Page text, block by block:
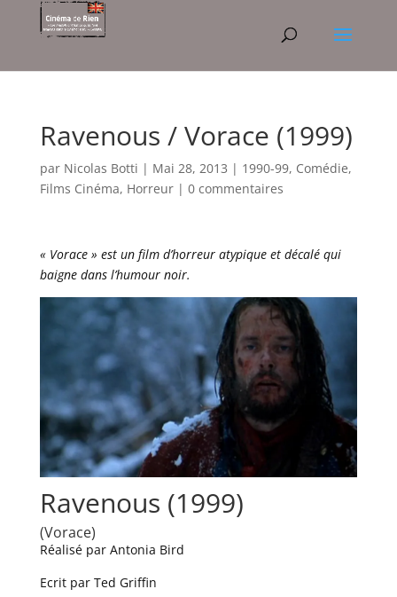
Ravenous / Vorace (1999)
par Nicolas Botti | Mai 28, 2013 | 1990-99, Comédie,
Films Cinéma, Horreur| 0 commentaires
« Vorace » est un film d’horreur atypique et décalé qui
baigne dans l’humour noir.
Ravenous (1999)
(Vorace)
Réalisé par Antonia Bird
Ecrit par Ted Griffin